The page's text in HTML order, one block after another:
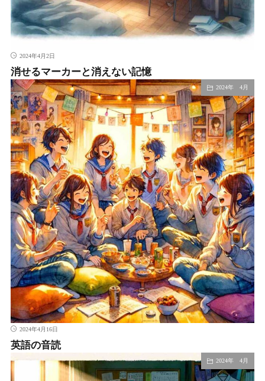
2024年4月2日
消せるマーカーと消えない記憶
2024年 4月
2024年4月16日
英語の音読
2024年 4月